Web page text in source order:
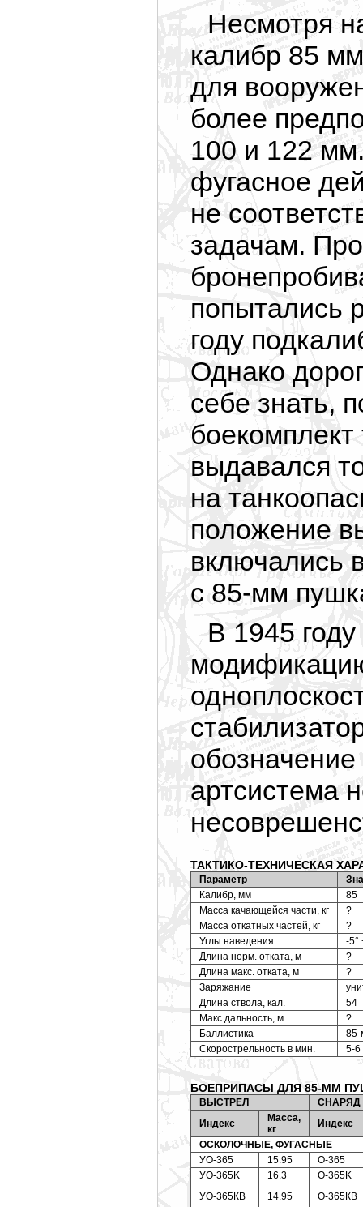
Несмотря
калибр 85
для
более
100 и 122
фугасное
не
задачам.
попытались
году
Однако
себе знать,
выдавался
на
положение
включались
с 85-мм
В 1945
обозначение
артсистема
ТАКТИКО-ТЕХНИЧЕСКАЯ
Параметр
Калибр, мм
85
Масса качающейся части, кг
?
Масса откатных частей, кг
?
Углы наведения
-5°
Длина норм. отката, м
?
Длина макс. отката, м
?
Заряжание
Длина ствола, кал.
54
Макс дальность, м
?
Баллистика
85-
Скорострельность в мин.
5-6
БОЕПРИПАСЫ ДЛЯ 85-ММ
ВЫСТРЕЛ
СНАРЯД
Индекс
Масса,
кг
Индекс
ОСКОЛОЧНЫЕ, ФУГАСНЫЕ
УО-365
15.95
O-365
УО-365K
16.3
O-365K
УО-365КВ
14.95 O-365КВ